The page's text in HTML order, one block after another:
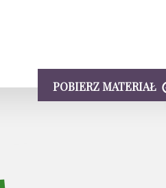
POBIERZ MATERIAŁ